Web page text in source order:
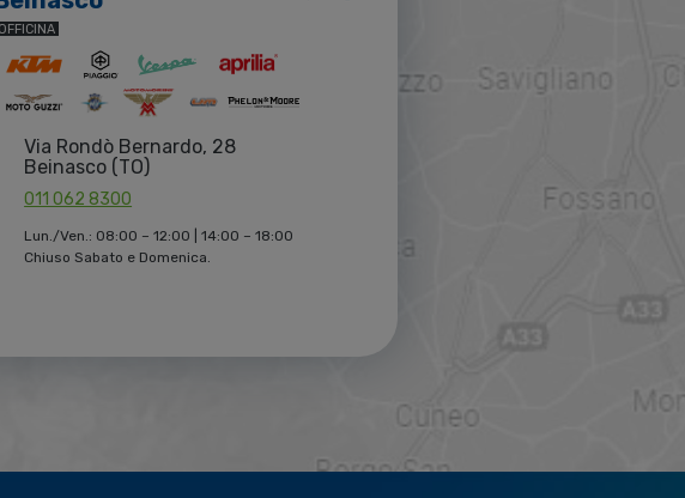
OFFICINA
Via Rondò Bernardo, 28
Beinasco (TO)
011 062 8300
Lun./Ven.: 08:00 – 12:00 | 14:00 – 18:00
Chiuso Sabato e Domenica.